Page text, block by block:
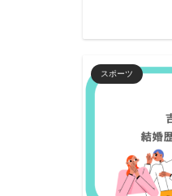
スポーツ